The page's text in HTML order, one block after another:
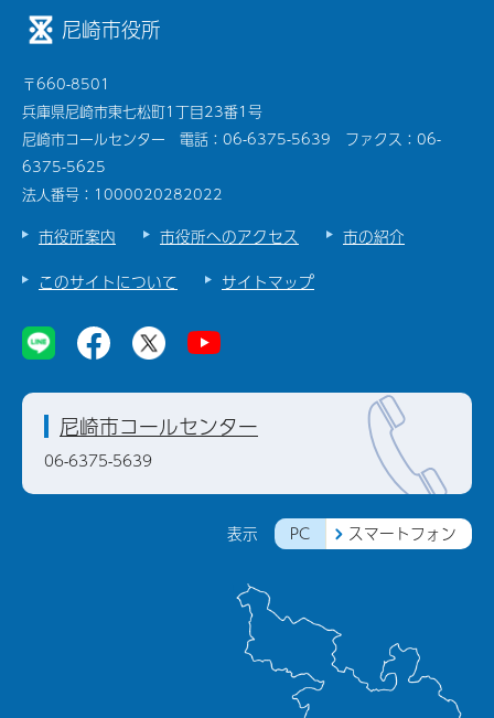
尼崎市役所
〒660-8501
兵庫県尼崎市東七松町1丁目23番1号
尼崎市コールセンター 電話：06-6375-5639 ファクス：06-
6375-5625
法人番号：1000020282022
市役所案内 市役所へのアクセス
市の紹介
このサイトについて
サイトマップ
表示 PC スマートフォン
尼崎市コールセンター
06-6375-5639